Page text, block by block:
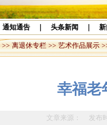
通知通告 头条新闻
>> 离退休专栏 >> 艺术作品展示
幸福老
文章来源： 发布